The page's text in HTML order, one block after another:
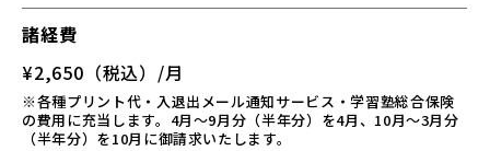
諸経費
¥2,650（税込）/月
※各種プリント代・入退出メール通知サービス・学習塾総合保険
の費用に充当します。4月～9月分（半年分）を4月、10月～3月分
（半年分）を10月に御請求いたします。